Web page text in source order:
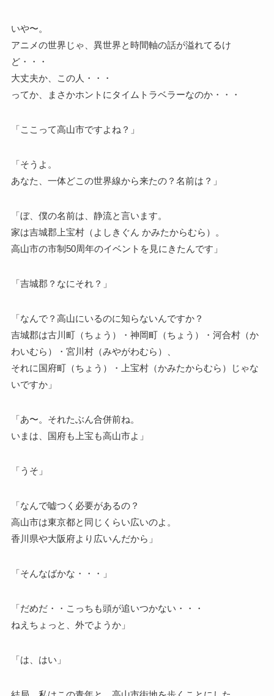
いや〜。
アニメの世界じゃ、異世界と時間軸の話が溢れてるけ
ど・・・
大丈夫か、この人・・・
ってか、まさかホントにタイムトラベラーなのか・・・
「ここって高山市ですよね？」
「そうよ。
あなた、一体どこの世界線から来たの？名前は？」
「ぼ、僕の名前は、静流と言います。
家は吉城郡上宝村（よしきぐん かみたからむら）。
高山市の市制50周年のイベントを見にきたんです」
「吉城郡？なにそれ？」
「なんで？高山にいるのに知らないんですか？
吉城郡は古川町（ちょう）・神岡町（ちょう）・河合村（か
わいむら）・宮川村（みやがわむら）、
それに国府町（ちょう）・上宝村（かみたからむら）じゃな
いですか」
「あ〜。それたぶん合併前ね。
いまは、国府も上宝も高山市よ」
「うそ」
「なんで嘘つく必要があるの？
高山市は東京都と同じくらい広いのよ。
香川県や大阪府より広いんだから」
「そんなばかな・・・」
「だめだ・・こっちも頭が追いつかない・・・
ねえちょっと、外でようか」
「は、はい」